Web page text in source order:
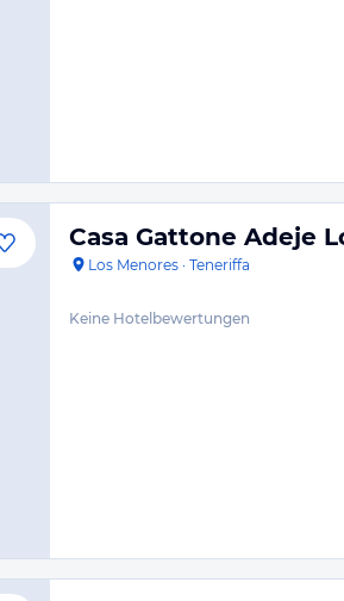
Casa Gattone Adeje
Los Menores · Teneriffa
Keine Hotelbewertungen